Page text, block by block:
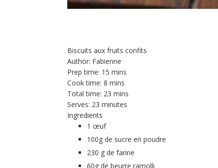
Biscuits aux fruits confits
Author: Fabienne
Prep time: 15 mins
Cook time: 8 mins
Total time: 23 mins
Serves: 23 minutes
Ingredients
1 œuf
100g de sucre en poudre
230 g de farine
60g de beurre ramolli